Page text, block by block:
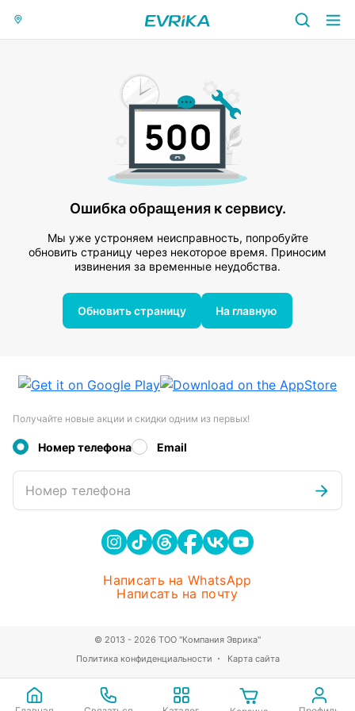
Ошибка обращения к сервису.
Мы уже устроняем неисправность, попробуйте
обновить страницу через некоторое время. Приносим
извинения за временные неудобства.
Обновить страницу На главную
Получайте новые акции и скидки одним из первых!
Номер телефона Email
Номер телефона
Написать на WhatsApp
Написать на почту
Политика конфиденциальности Карта сайта
© 2013 - 2026 ТОО "Компания Эврика"